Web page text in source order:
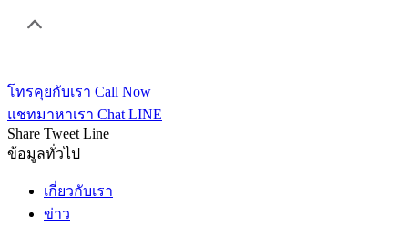
โทรคุยกับเรา Call Now
แชทมาหาเรา Chat LINE
Share Tweet Line
ข้อมูลทั่วไป
เกี่ยวกับเรา
ข่าว